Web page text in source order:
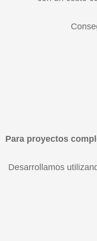
Para proyectos
Desarrollamos